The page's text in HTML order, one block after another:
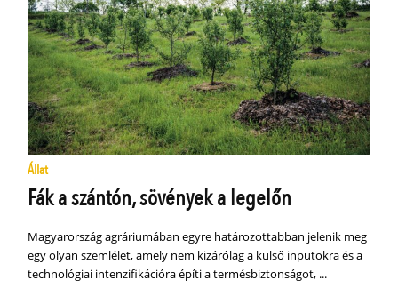
Állat
Fák a szántón, sövények a legelőn
Magyarország agráriumában egyre határozottabban jelenik meg
egy olyan szemlélet, amely nem kizárólag a külső inputokra és a
technológiai intenzifikációra építi a termésbiztonságot, ...